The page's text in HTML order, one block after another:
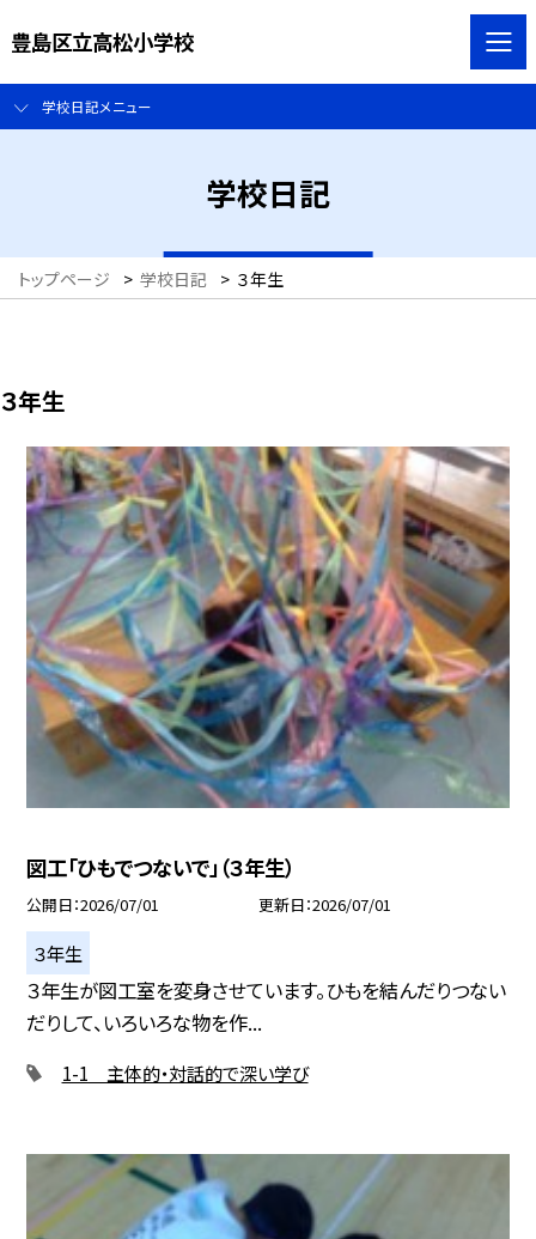
豊島区立高松小学校
学校日記メニュー
学校日記
トップページ > 学校日記 > ３年生
３年生
図工「ひもでつないで」（３年生）
公開日 2026/07/01 更新日 2026/07/01
３年生
３年生が図工室を変身させています。ひもを結んだりつない
だりして、いろいろな物を作...
1-1 主体的・対話的で深い学び